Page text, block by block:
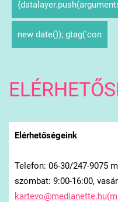
new date()); gtag('con
Elérhetőségeink
Telefon: 06-30/247-9075
szombat: 9:00-16:00,